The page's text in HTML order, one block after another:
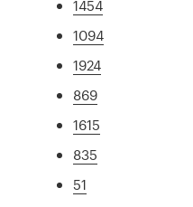
1454
1094
1924
869
1615
835
51